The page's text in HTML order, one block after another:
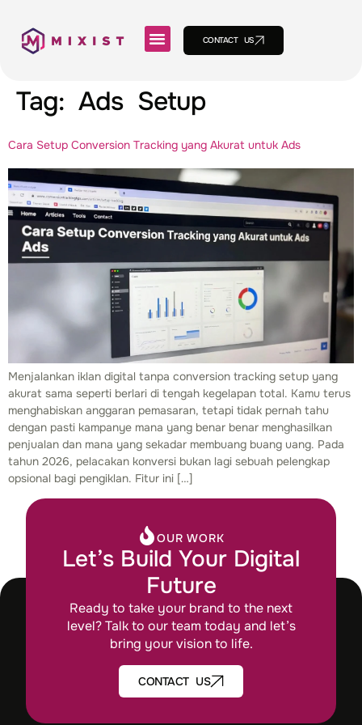
CONTACT US
Tag: Ads Setup
Cara Setup Conversion Tracking yang Akurat untuk Ads
Menjalankan iklan digital tanpa conversion tracking setup yang
akurat sama seperti berlari di tengah kegelapan total. Kamu terus
menghabiskan anggaran pemasaran, tetapi tidak pernah tahu
dengan pasti kampanye mana yang benar benar menghasilkan
penjualan dan mana yang sekadar membuang buang uang. Pada
tahun 2026, pelacakan konversi bukan lagi sebuah pelengkap
opsional bagi pengiklan. Fitur ini […]
OUR WORK
Let’s Build Your Digital
Future
Ready to take your brand to the next
level? Talk to our team today and let’s
bring your vision to life.
CONTACT US